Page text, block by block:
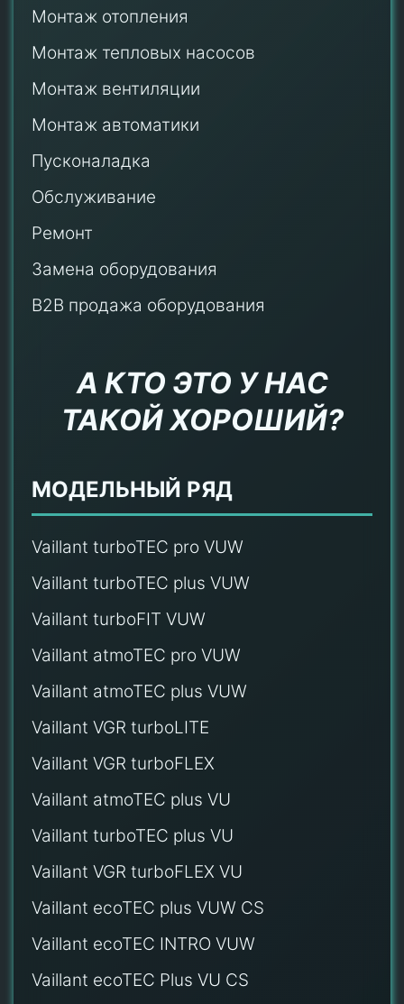
Монтаж отопления
Монтаж тепловых насосов
Монтаж вентиляции
Монтаж автоматики
Пусконаладка
Обслуживание
Ремонт
Замена оборудования
B2B продажа оборудования
А КТО ЭТО У НАС
ТАКОЙ ХОРОШИЙ?
МОДЕЛЬНЫЙ РЯД
Vaillant turboTEC pro VUW
Vaillant turboTEC plus VUW
Vaillant turboFIT VUW
Vaillant atmoTEC pro VUW
Vaillant atmoTEC plus VUW
Vaillant VGR turboLITE
Vaillant VGR turboFLEX
Vaillant atmoTEC plus VU
Vaillant turboTEC plus VU
Vaillant VGR turboFLEX VU
Vaillant ecoTEC plus VUW CS
Vaillant ecoTEC INTRO VUW
Vaillant ecoTEC Plus VU CS